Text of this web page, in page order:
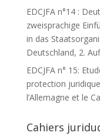
EDCJFA n°14 :
zweisprachige
in das
Deutschland, 2.
EDCJFA n° 15:
protection
l’Allemagne et le
Cahiers